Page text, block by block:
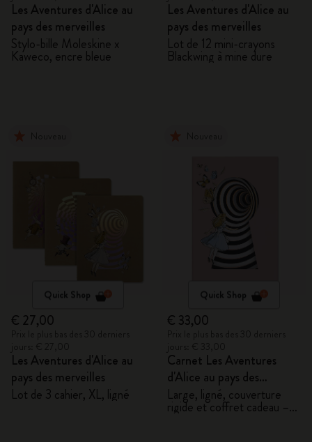
Les Aventures d'Alice au
pays des merveilles
Stylo-bille Moleskine x
Kaweco, encre bleue
Les Aventures d'Alice au
pays des merveilles
Lot de 12 mini-crayons
Blackwing à mine dure
Quick Shop
€ 27,00
Les Aventures d'Alice au
pays des merveilles
Lot de 3 cahier, XL, ligné
Quick Shop
€ 33,00
Carnet Les Aventures
d'Alice au pays des
merveilles
Large, ligné, couverture
rigide et coffret cadeau –
Alice